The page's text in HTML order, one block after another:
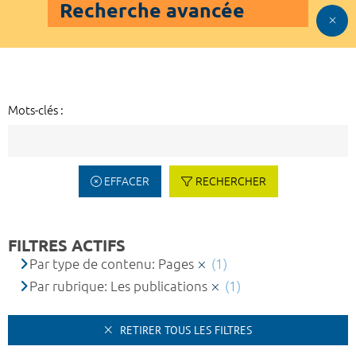
Recherche avancée
Mots-clés :
EFFACER RECHERCHER
FILTRES ACTIFS
Par type de contenu: Pages
(1)
Par rubrique: Les publications
(1)
RETIRER TOUS LES FILTRES